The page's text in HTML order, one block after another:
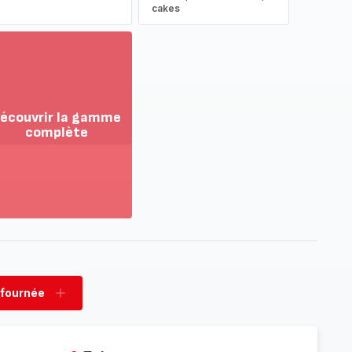
cakes
la gamme
complète
fournée
Ajouter